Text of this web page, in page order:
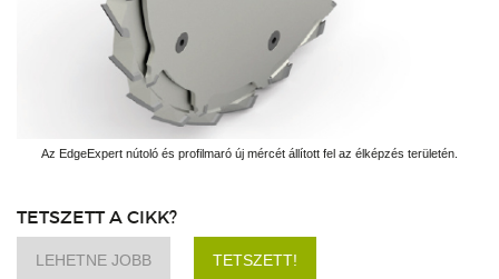
Az EdgeExpert nútoló és profilmaró új mércét állított fel az élképzés területén.
TETSZETT A CIKK?
LEHETNE JOBB TETSZETT!